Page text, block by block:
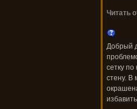
Читать
Добрый
сетку
стену. В